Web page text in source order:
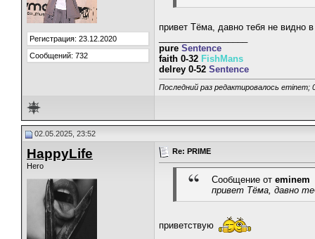
Регистрация: 23.12.2020
Сообщений: 732
привет Тёма, давно тебя не видно
pure Sentence
faith 0-32 FishMans
delrey 0-52 Sentence
Последний раз редактировалось eminem;
02.05.2025, 23:52
HappyLife
Hero
Re: PRIME
Сообщение от eminem
привет Тёма, давно
приветствую